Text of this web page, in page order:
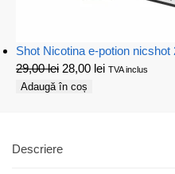
Shot Nicotina e-potion
29,00lei 28,00 lei TVA inclus
Adaugă în coș
Descriere